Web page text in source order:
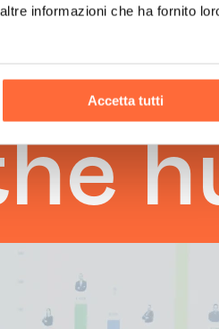
informazioni che ha fornito
Accetta tutti